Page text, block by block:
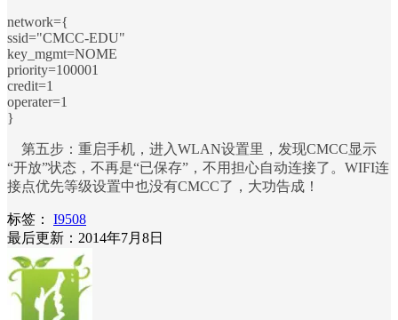
network={
ssid="CMCC-EDU"
key_mgmt=NOME
priority=100001
credit=1
operater=1
}
第五步：重启手机，进入WLAN设置里，发现CMCC显示
“开放”状态，不再是“已保存”，不用担心自动连接了。WIFI连
接点优先等级设置中也没有CMCC了，大功告成！
标签：
I9508
最后更新：2014年7月8日